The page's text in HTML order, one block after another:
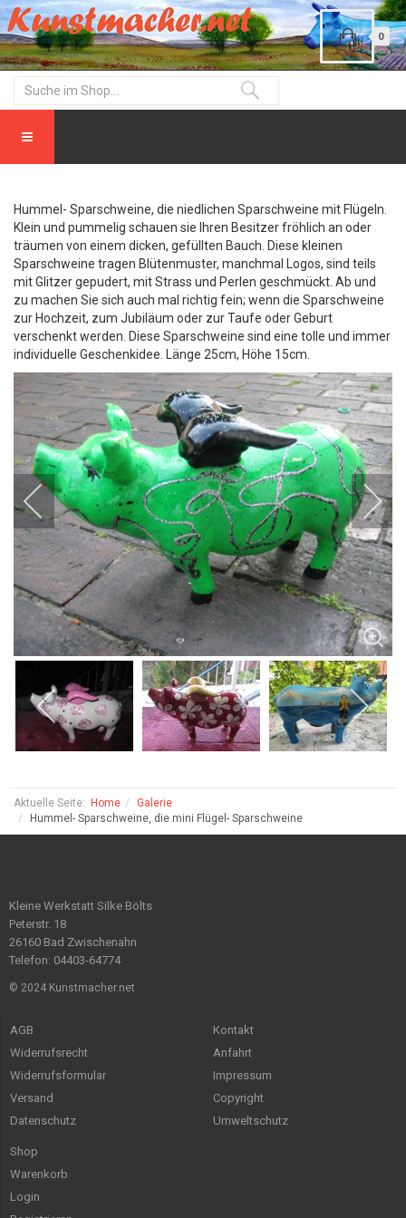
0
Hummel- Sparschweine, die niedlichen Sparschweine mit Flügeln.
Klein und pummelig schauen sie Ihren Besitzer fröhlich an oder
träumen von einem dicken, gefüllten Bauch. Diese kleinen
Sparschweine tragen Blütenmuster, manchmal Logos, sind teils
mit Glitzer gepudert, mit Strass und Perlen geschmückt. Ab und
zu machen Sie sich auch mal richtig fein; wenn die Sparschweine
zur Hochzeit, zum Jubiläum oder zur Taufe oder Geburt
verschenkt werden. Diese Sparschweine sind eine tolle und immer
individuelle Geschenkidee. Länge 25cm, Höhe 15cm.
Aktuelle Seite: Home
Galerie
Hummel- Sparschweine, die mini Flügel- Sparschweine
Kleine Werkstatt Silke Bölts
Peterstr. 18
26160 Bad Zwischenahn
Telefon: 04403-64774
© 2024 Kunstmacher.net
AGB
Widerrufsrecht
Widerrufsformular
Versand
Datenschutz
Kontakt
Anfahrt
Impressum
Copyright
Umweltschutz
Shop
Warenkorb
Login